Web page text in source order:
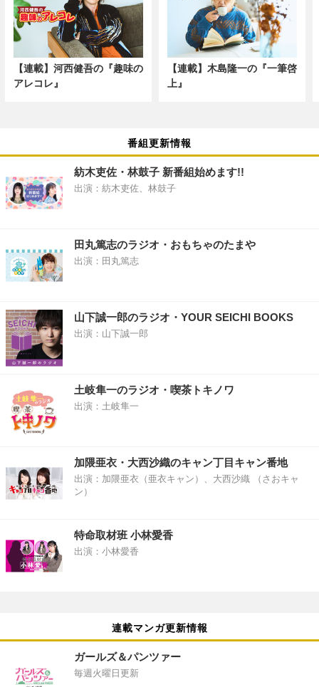
【連載】河西健吾の『趣味の
アレコレ』
【連載】木島隆一の『一筆啓
上』
番組更新情報
紡木吏佐・林鼓子 新番組始めます!!
出演：紡木吏佐、林鼓子
田丸篤志のラジオ・おもちゃのたまや
出演：田丸篤志
山下誠一郎のラジオ・YOUR SEICHI BOOKS
出演：山下誠一郎
土岐隼一のラジオ・喫茶トキノワ
出演：土岐隼一
加隈亜衣・大西沙織のキャン丁目キャン番地
出演：加隈亜衣（亜衣キャン）、大西沙織 （さおキャ
ン）
特命取材班 小林愛香
出演：小林愛香
連載マンガ更新情報
ガールズ＆パンツァー
毎週火曜日更新